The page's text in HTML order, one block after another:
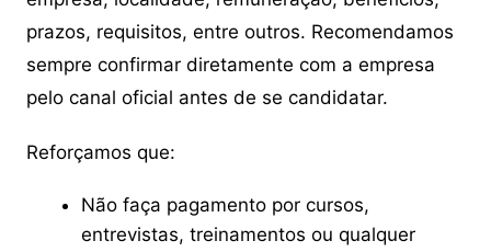
prazos, requisitos, entre outros. Recomendamos
sempre confirmar diretamente com a empresa
pelo canal oficial antes de se candidatar.
Reforçamos que:
Não faça pagamento por cursos,
entrevistas, treinamentos ou qualquer